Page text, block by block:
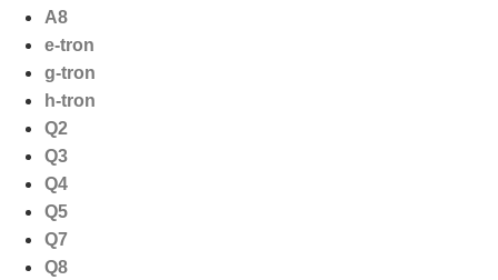
A8
e-tron
g-tron
h-tron
Q2
Q3
Q4
Q5
Q7
Q8